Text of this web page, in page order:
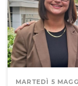
MARTEDÌ 5